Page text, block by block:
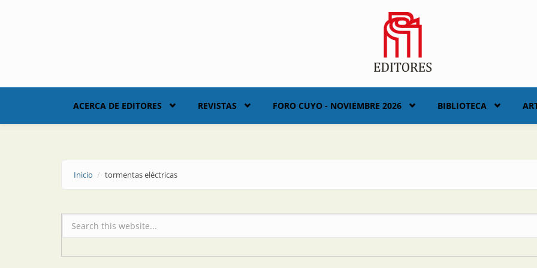
ACERCA DE EDITORES REVISTAS FORO CUYO - NOVIEMBRE 2026 BIBLIOTECA
Inicio tormentas eléctricas
Formulario de búsqueda